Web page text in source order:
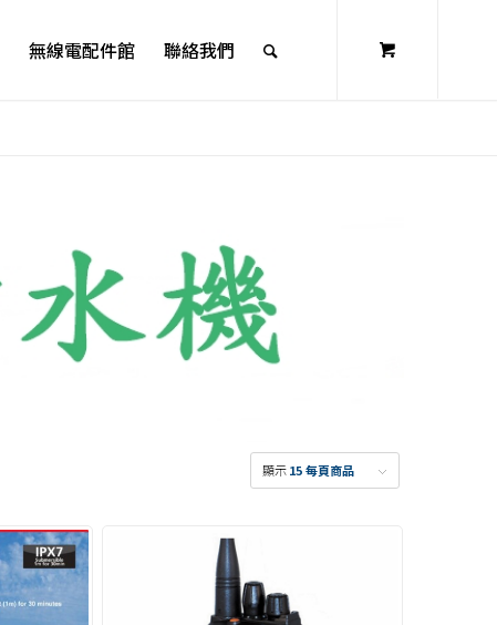
無線電配件館 聯絡我們
顯示15 每頁商品